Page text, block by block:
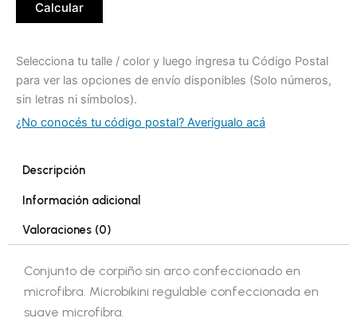
Calcular
Selecciona tu talle / color y luego ingresa tu Código Postal
para ver las opciones de envío disponibles (Solo números,
sin letras ni símbolos).
¿No conocés tu código postal? Averigualo acá
Descripción
Información adicional
Valoraciones (0)
Conjunto de corpiño sin arco confeccionado en
microfibra. Microbikini regulable confeccionada en
suave microfibra.